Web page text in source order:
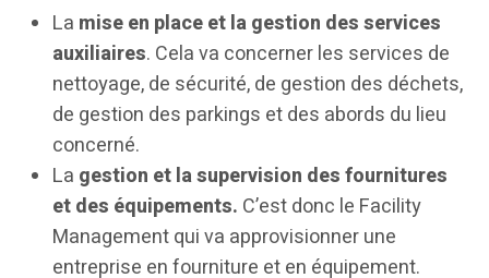
La mise en place et la gestion des services
auxiliaires. Cela va concerner les services de
nettoyage, de sécurité, de gestion des déchets,
de gestion des parkings et des abords du lieu
concerné.
La gestion et la supervision des fournitures
et des équipements. C’est donc le Facility
Management qui va approvisionner une
entreprise en fourniture et en équipement.